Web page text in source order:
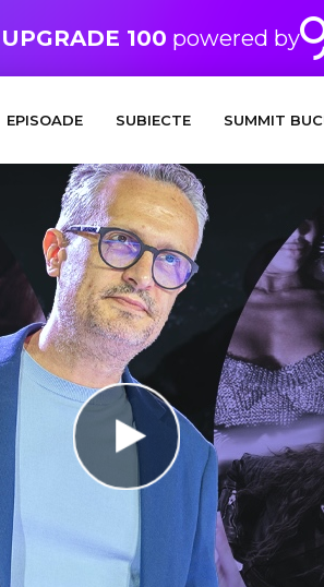
UPGRADE 100 powered by
EPISOADE SUBIECTE SUMMIT